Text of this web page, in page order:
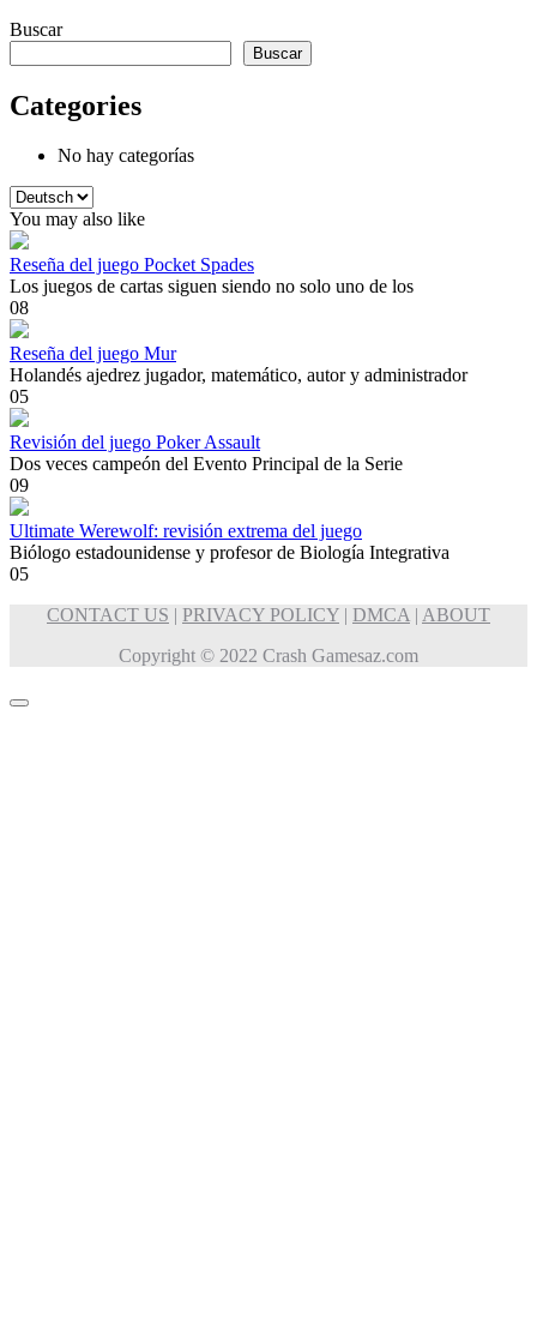
Buscar
Buscar
Categories
No hay categorías
Elegir
un
idioma
You may also like
Reseña del juego Pocket Spades
Los juegos de cartas siguen siendo no solo uno de los
08
Reseña del juego Mur
Holandés ajedrez jugador, matemático, autor y administrador
05
Revisión del juego Poker Assault
Dos veces campeón del Evento Principal de la Serie
09
Ultimate Werewolf: revisión extrema del juego
Biólogo estadounidense y profesor de Biología Integrativa
05
CONTACT US
PRIVACY POLICY DMCA ABOUT
Copyright © 2022 Crash Gamesaz.com